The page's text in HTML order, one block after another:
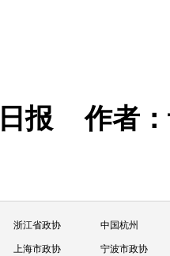
日报作者
浙江省政协 中国杭州
上海市政协 宁波市政协